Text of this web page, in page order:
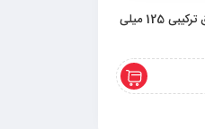
رنگ مو کالیون سری فوق ترکیبی 125 میلی